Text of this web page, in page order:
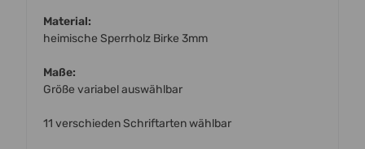
Material:
heimische Sperrholz Birke 3mm
Maße:
Größe variabel auswählbar
11 verschieden Schriftarten wählbar